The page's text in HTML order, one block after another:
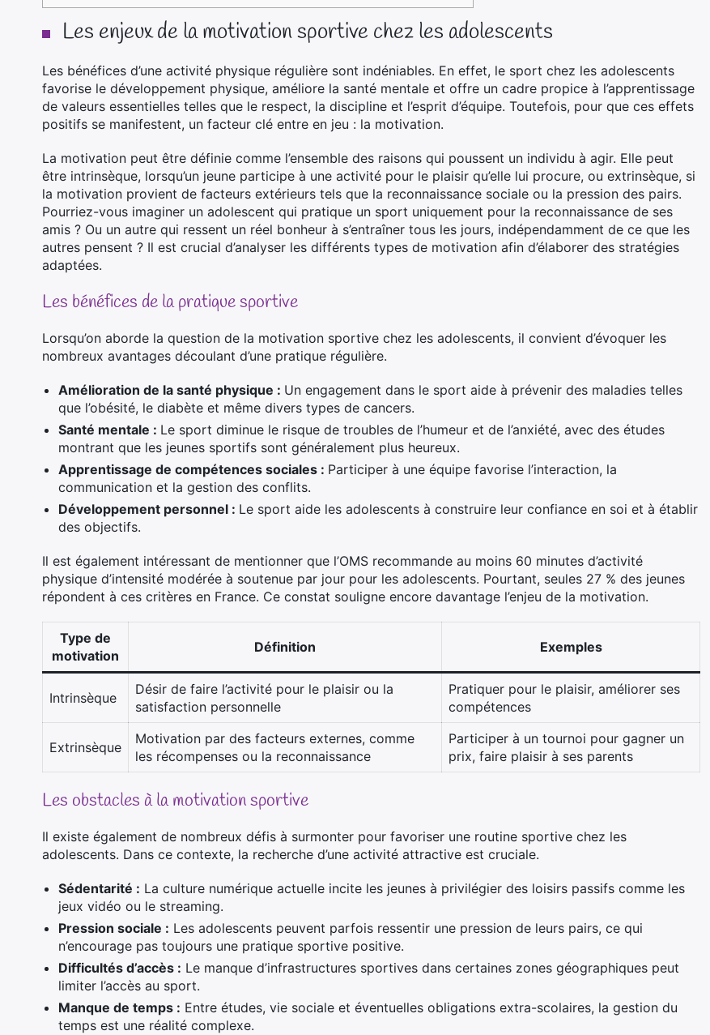
Les enjeux de la motivation sportive chez les adolescents
Les bénéfices d’une activité physique régulière sont indéniables. En effet, le sport chez les adolescents
favorise le développement physique, améliore la santé mentale et offre un cadre propice à l’apprentissage
de valeurs essentielles telles que le respect, la discipline et l’esprit d’équipe. Toutefois, pour que ces effets
positifs se manifestent, un facteur clé entre en jeu : la motivation.
La motivation peut être définie comme l’ensemble des raisons qui poussent un individu à agir. Elle peut
être intrinsèque, lorsqu’un jeune participe à une activité pour le plaisir qu’elle lui procure, ou extrinsèque, si
la motivation provient de facteurs extérieurs tels que la reconnaissance sociale ou la pression des pairs.
Pourriez-vous imaginer un adolescent qui pratique un sport uniquement pour la reconnaissance de ses
amis ? Ou un autre qui ressent un réel bonheur à s’entraîner tous les jours, indépendamment de ce que les
autres pensent ? Il est crucial d’analyser les différents types de motivation afin d’élaborer des stratégies
adaptées.
Les bénéfices de la pratique sportive
Lorsqu’on aborde la question de la motivation sportive chez les adolescents, il convient d’évoquer les
nombreux avantages découlant d’une pratique régulière.
Amélioration de la santé physique : Un engagement dans le sport aide à prévenir des maladies telles
que l’obésité, le diabète et même divers types de cancers.
Santé mentale : Le sport diminue le risque de troubles de l’humeur et de l’anxiété, avec des études
montrant que les jeunes sportifs sont généralement plus heureux.
Apprentissage de compétences sociales : Participer à une équipe favorise l’interaction, la
communication et la gestion des conflits.
Développement personnel : Le sport aide les adolescents à construire leur confiance en soi et à établir
des objectifs.
Il est également intéressant de mentionner que l’OMS recommande au moins 60 minutes d’activité
physique d’intensité modérée à soutenue par jour pour les adolescents. Pourtant, seules 27 % des jeunes
répondent à ces critères en France. Ce constat souligne encore davantage l’enjeu de la motivation.
Type de
motivation
Définition Exemples
Intrinsèque
Désir de faire l’activité pour le plaisir ou la
satisfaction personnelle
Pratiquer pour le plaisir, améliorer ses
compétences
Extrinsèque
Motivation par des facteurs externes, comme
les récompenses ou la reconnaissance
Participer à un tournoi pour gagner un
prix, faire plaisir à ses parents
Les obstacles à la motivation sportive
Il existe également de nombreux défis à surmonter pour favoriser une routine sportive chez les
adolescents. Dans ce contexte, la recherche d’une activité attractive est cruciale.
Sédentarité : La culture numérique actuelle incite les jeunes à privilégier des loisirs passifs comme les
jeux vidéo ou le streaming.
Pression sociale : Les adolescents peuvent parfois ressentir une pression de leurs pairs, ce qui
n’encourage pas toujours une pratique sportive positive.
Difficultés d’accès : Le manque d’infrastructures sportives dans certaines zones géographiques peut
limiter l’accès au sport.
Manque de temps : Entre études, vie sociale et éventuelles obligations extra-scolaires, la gestion du
temps est une réalité complexe.